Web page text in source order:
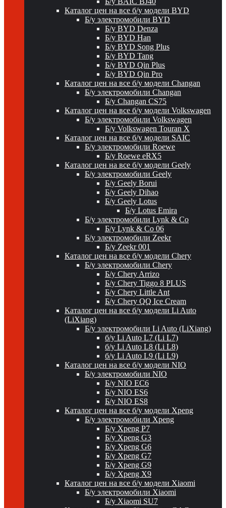
Каталог цен на все б/у модели BYD
Б/у электромобили BYD
Б/у BYD Denza
Б/у BYD Han
Б/у BYD Song Plus
Б/у BYD Tang
Б/у BYD Qin Plus
Б/у BYD Qin Pro
Каталог цен на все б/у модели Changan
Б/у электромобили Changan
Б/у Changan CS75
Каталог цен на все б/у модели Volkswagen
Б/у электромобили Volkswagen
Б/у Volkswagen Touran X
Каталог цен на все б/у модели SAIC
Б/у электромобили Roewe
Б/у Roewe eRX5
Каталог цен на все б/у модели Geely
Б/у электромобили Geely
Б/у Geely Borui
Б/у Geely Dihao
Б/у Geely Lotus
Б/у Lotus Emira
Б/у электромобили Lynk & Co
Б/у Lynk & Co 06
Б/у электромобили Zeekr
Б/у Zeekr 001
Каталог цен на все б/у модели Chery
Б/у электромобили Chery
Б/у Chery Arrizo
Б/у Chery Tiggo 8 PLUS
Б/у Chery Little Ant
Б/у Chery QQ Ice Cream
Каталог цен на все б/у модели Li Auto
(LiXiang)
Б/у электромобили Li Auto (LiXiang)
б/у Li Auto L7 (Li L7)
б/у Li Auto L8 (Li L8)
б/у Li Auto L9 (Li L9)
Каталог цен на все б/у модели NIO
Б/у электромобили NIO
Б/у NIO EC6
Б/у NIO ES6
Б/у NIO ES8
Каталог цен на все б/у модели Xpeng
Б/у электромобили Xpeng
Б/у Xpeng P7
Б/у Xpeng G3
Б/у Xpeng G6
Б/у Xpeng G7
Б/у Xpeng G9
Б/у Xpeng X9
Каталог цен на все б/у модели Xiaomi
Б/у электромобили Xiaomi
Б/у Xiaomi SU7